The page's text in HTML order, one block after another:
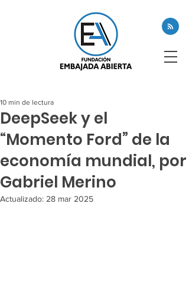
DeepSeek y el
“Momento Ford” de la
economía mundial, por
Gabriel Merino
10 min de lectura
Actualizado: 28 mar 2025